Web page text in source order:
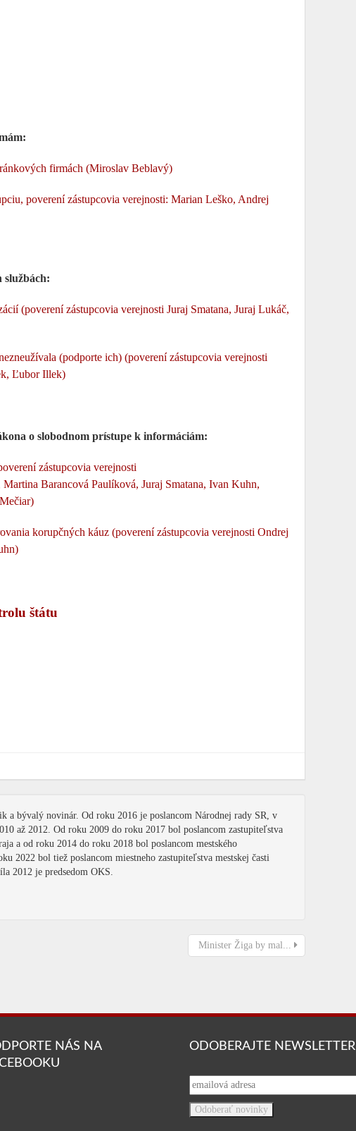
firmách (Miroslav Beblavý)
poverení zástupcovia verejnosti: Marian Leško, Andrej
službách:
(poverení zástupcovia verejnosti Juraj Smatana, Juraj Lukáč,
(podporte ich) (poverení zástupcovia verejnosti
Ľubor Illek)
o slobodnom prístupe k informáciám:
zástupcovia verejnosti
Barancová Paulíková, Juraj Smatana, Ivan Kuhn,
korupčných káuz (poverení zástupcovia verejnosti Ondrej
štátu
a bývalý novinár. Od roku 2016 je poslancom Národnej rady SR, v
až 2012. Od roku 2009 do roku 2017 bol poslancom zastupiteľstva
a od roku 2014 do roku 2018 bol poslancom mestského
2022 bol tiež poslancom miestneho zastupiteľstva mestskej časti
2012 je predsedom OKS.
Minister Žiga by mal...
NÁS NA
ODOBERAJTE NEWSLETTER